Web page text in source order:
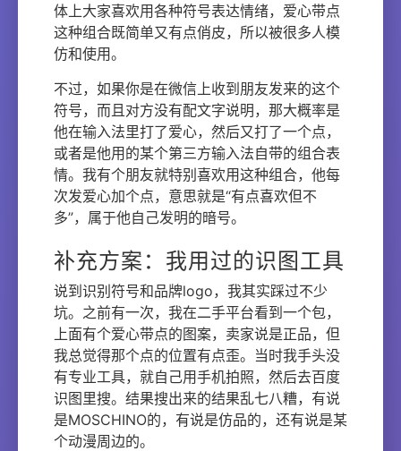
体上大家喜欢用各种符号表达情绪，爱心带点
这种组合既简单又有点俏皮，所以被很多人模
仿和使用。
不过，如果你是在微信上收到朋友发来的这个
符号，而且对方没有配文字说明，那大概率是
他在输入法里打了爱心，然后又打了一个点，
或者是他用的某个第三方输入法自带的组合表
情。我有个朋友就特别喜欢用这种组合，他每
次发爱心加个点，意思就是“有点喜欢但不
多”，属于他自己发明的暗号。
补充方案：我用过的识图工具
说到识别符号和品牌logo，我其实踩过不少
坑。之前有一次，我在二手平台看到一个包，
上面有个爱心带点的图案，卖家说是正品，但
我总觉得那个点的位置有点歪。当时我手头没
有专业工具，就自己用手机拍照，然后去百度
识图里搜。结果搜出来的结果乱七八糟，有说
是MOSCHINO的，有说是仿品的，还有说是某
个动漫周边的。